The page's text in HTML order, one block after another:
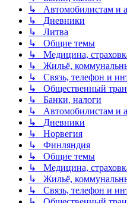
↳ Автомобилистам и
↳ Дневники
↳ Литва
↳ Общие темы
↳ Медицина,
↳ Жильё,
↳ Связь, телефон и
↳ Общественный
↳ Банки, налоги
↳ Автомобилистам и
↳ Дневники
↳ Норвегия
↳ Финляндия
↳ Общие темы
↳ Медицина,
↳ Жильё,
↳ Связь, телефон и